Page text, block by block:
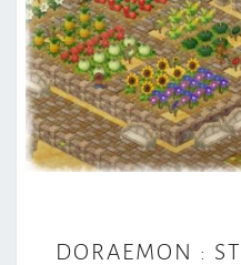
DORAEMON :